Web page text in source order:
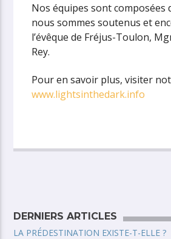
Nos équipes sont composées
nous sommes soutenus et
l’évêque de Fréjus-Toulon,
Rey.
Pour en savoir plus, visiter
www.lightsinthedark.info
DERNIERS ARTICLES
LA PRÉDESTINATION EXISTE-T-ELLE ?